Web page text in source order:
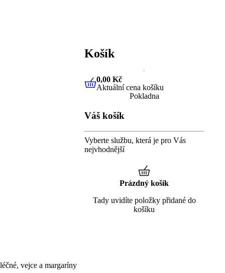
vejce a margaríny
Košík
0,00 KčAktuální cena košíku
0,00 Kč
Aktuální cena košíku
Pokladna
Váš košík
Vyberte službu, která je pro Vás
nejvhodnější
Prázdný košík
Tady uvidíte položky přidané do
košíku